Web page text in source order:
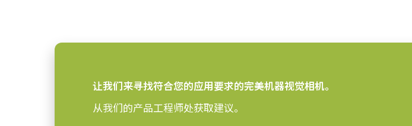
让我们来寻找符合您的应用要求的完美机器视觉相机。
从我们的产品工程师处获取建议。